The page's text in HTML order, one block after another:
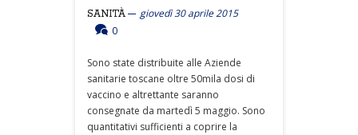
SANITÀ
giovedì 30 aprile 2015
0
Sono state distribuite alle Aziende
sanitarie toscane oltre 50mila dosi di
vaccino e altrettante saranno
consegnate da martedì 5 maggio. Sono
quantitativi sufficienti a coprire la